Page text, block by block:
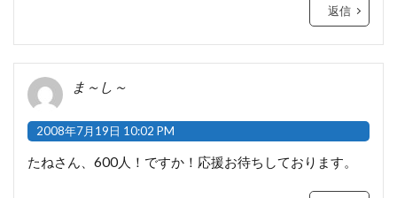
返信
ま～し～
2008年7月19日 10:02 PM
たねさん、600人！ですか！応援お待ちしております。